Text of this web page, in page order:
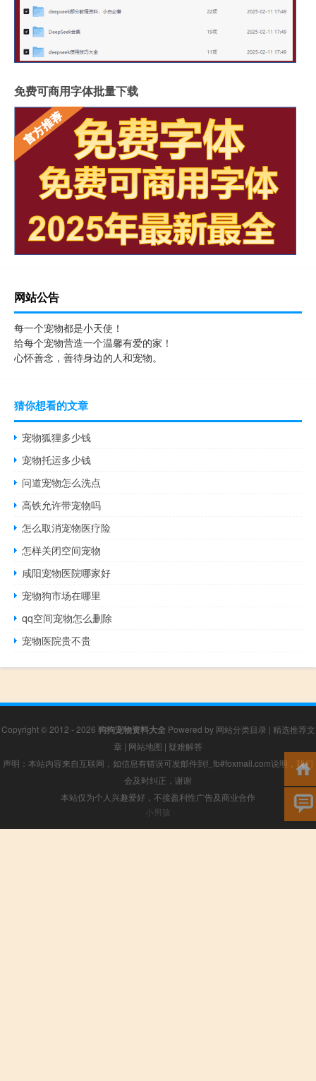
免费可商用字体批量下载
网站公告
每一个宠物都是小天使！
给每个宠物营造一个温馨有爱的家！
心怀善念，善待身边的人和宠物。
猜你想看的文章
宠物狐狸多少钱
宠物托运多少钱
问道宠物怎么洗点
高铁允许带宠物吗
怎么取消宠物医疗险
怎样关闭空间宠物
咸阳宠物医院哪家好
宠物狗市场在哪里
qq空间宠物怎么删除
宠物医院贵不贵
Copyright © 2012 - 2026 狗狗宠物资料大全Powered by 网站分类目录 | 精选推荐文
章 | 网站地图 | 疑难解答
声明：本站内容来自互联网，如信息有错误可发邮件到f_fb#foxmail.com说明，我们
会及时纠正，谢谢
本站仅为个人兴趣爱好，不接盈利性广告及商业合作
小男孩